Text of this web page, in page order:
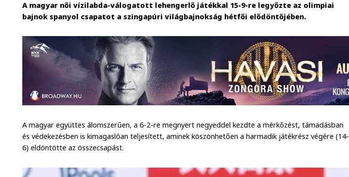
A magyar női vízilabda-válogatott lehengerlő játékkal 15-9-re legyőzte az olimpiai
bajnok spanyol csapatot a szingapúri világbajnokság hétfői elődöntőjében.
A magyar együttes álomszerűen, a 6-2-re megnyert negyeddel kezdte a mérkőzést, támadásban
és védekezésben is kimagaslóan teljesített, aminek köszönhetően a harmadik játékrész végére (14-
6) eldöntötte az összecsapást.